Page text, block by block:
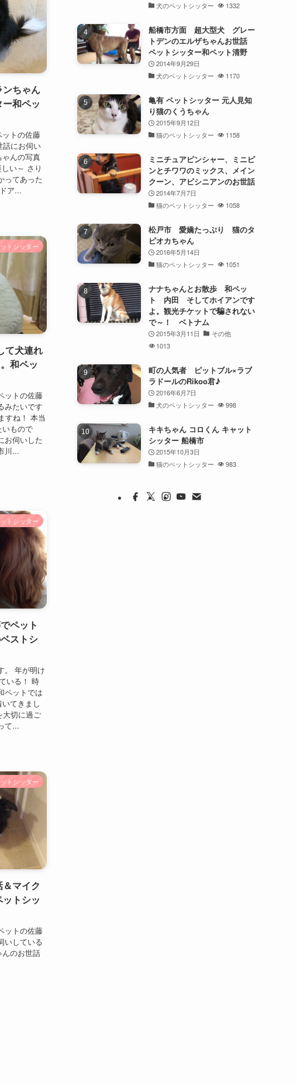
ちゃん
和ペッ
ットの佐藤
話にお伺い
ゃんの写真
い～ さり
ってあった
ア...
トシッター
て犬連れ
和ペッ
ットの佐藤
みたいです
すね！ 本当
もので
お伺いした
川...
トシッター
ペット
ストシ
。 年が明け
いる！ 時
ペットでは
てきまし
大切に過ご
て...
トシッター
マイク
トシッ
ットの佐藤
いしている
のお世話
犬のペットシッター
1332
船橋市方面 超大型犬 グレー
トデンのエルザちゃんお世話
ペットシッター和ペット清野
2014年9月29日
犬のペットシッター
1170
亀有 ペットシッター 元人見知
り猫のくうちゃん
2015年9月12日
猫のペットシッター
1158
ミニチュアピンシャー、ミニピ
ンとチワワのミックス、メイン
クーン、アビシニアンのお世話
2014年7月7日
猫のペットシッター
1058
松戸市 愛嬌たっぷり 猫のタ
ピオカちゃん
2016年5月14日
猫のペットシッター
1051
ナナちゃんとお散歩 和ペッ
ト 内田 そしてホイアンです
よ。観光チケットで騙されない
で～！ ベトナム
2015年3月11日
その他
1013
町の人気者 ピットブル×ラブ
ラドールのRikoo君♪
2016年6月7日
犬のペットシッター
998
キキちゃん コロくん キャット
シッター 船橋市
2015年10月3日
猫のペットシッター
983